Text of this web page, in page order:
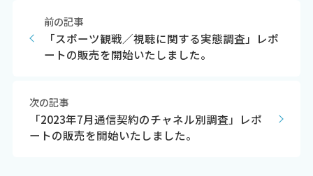
前の記事
「スポーツ観戦／視聴に関する実態調査」レポ
ートの販売を開始いたしました。
次の記事
「2023年7月通信契約のチャネル別調査」レポ
ートの販売を開始いたしました。